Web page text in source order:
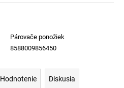
Párovače ponožiek
8588009856450
Hodnotenie Diskusia